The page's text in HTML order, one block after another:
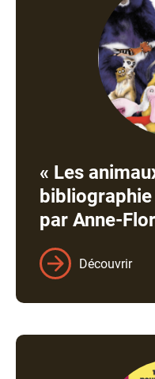
« Les
par Anne-
Découvrir